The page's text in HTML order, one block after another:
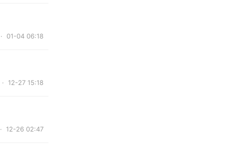
· 01-04 06:18
· 12-27 15:18
· 12-26 02:47